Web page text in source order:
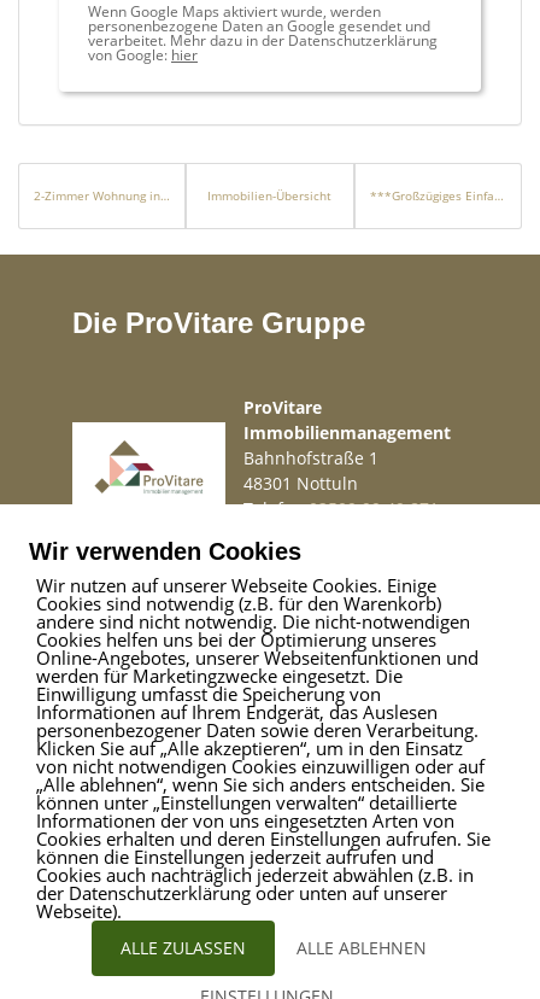
Wenn Google Maps aktiviert wurde, werden
personenbezogene Daten an Google gesendet und
verarbeitet. Mehr dazu in der Datenschutzerklärung
von Google: hier
2-Zimmer Wohnung in beliebter Lage von Tübingen Immobilien-Übersicht ***Großzügiges Einfamilienhaus mit Einliegerwohnungen, Scheune und großem Garten***
Die ProVitare Gruppe
ProVitare
Immobilienmanagement
Bahnhofstraße 1
48301 Nottuln
Telefon02509 99 49 871
Impressum|Haftungsausschluss|Datenschutz
ProVitare Commercial
GmbH
Bahnhofstraße 1
48301 Nottuln
Telefon02509 99 49 871
Mailinfo@provitare.de
Wir verwenden Cookies
Wir nutzen auf unserer Webseite Cookies. Einige
Cookies sind notwendig (z.B. für den Warenkorb)
andere sind nicht notwendig. Die nicht-notwendigen
Cookies helfen uns bei der Optimierung unseres
Online-Angebotes, unserer Webseitenfunktionen und
werden für Marketingzwecke eingesetzt. Die
Einwilligung umfasst die Speicherung von
Informationen auf Ihrem Endgerät, das Auslesen
personenbezogener Daten sowie deren Verarbeitung.
Klicken Sie auf „Alle akzeptieren“, um in den Einsatz
von nicht notwendigen Cookies einzuwilligen oder auf
„Alle ablehnen“, wenn Sie sich anders entscheiden. Sie
können unter „Einstellungen verwalten“ detaillierte
Informationen der von uns eingesetzten Arten von
Cookies erhalten und deren Einstellungen aufrufen. Sie
können die Einstellungen jederzeit aufrufen und
Cookies auch nachträglich jederzeit abwählen (z.B. in
der Datenschutzerklärung oder unten auf unserer
Webseite).
ALLE ZULASSEN ALLE ABLEHNEN